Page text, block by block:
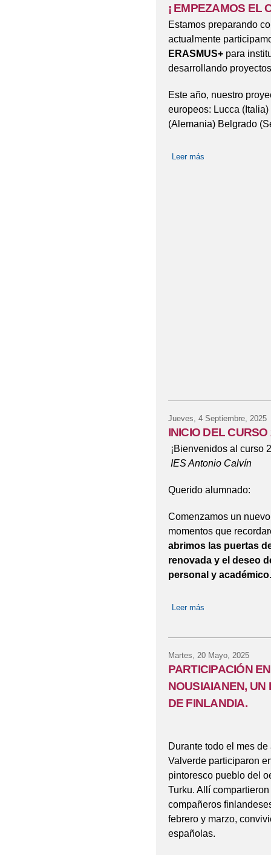
¡ EMPEZAMOS EL
Estamos preparando
actualmente
ERASMUS+para
desarrollando
Este año, nuestro
europeos: Lucca
(Alemania) Belgrado
Leer más
Jueves, 4 Septiembre, 2025
INICIO DEL
¡Bienvenidos al curso
IES Antonio Calvín
Querido alumnado:
Comenzamos un
momentos que
abrimos las puertas
renovada y el deseo
personal y académico.
Leer más
Martes, 20 Mayo, 2025
PARTICIPACIÓN
NOUSIAIANEN,
DE FINLANDIA.
Durante todo el mes
Valverde participaron
pintoresco pueblo del
Turku. Allí
compañeros
febrero y marzo,
españolas.